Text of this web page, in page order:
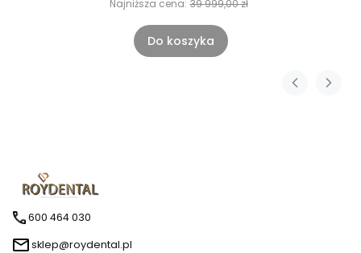
Najniższa cena: 39 999,00 zł
Do koszyka
600 464 030
sklep@roydental.pl